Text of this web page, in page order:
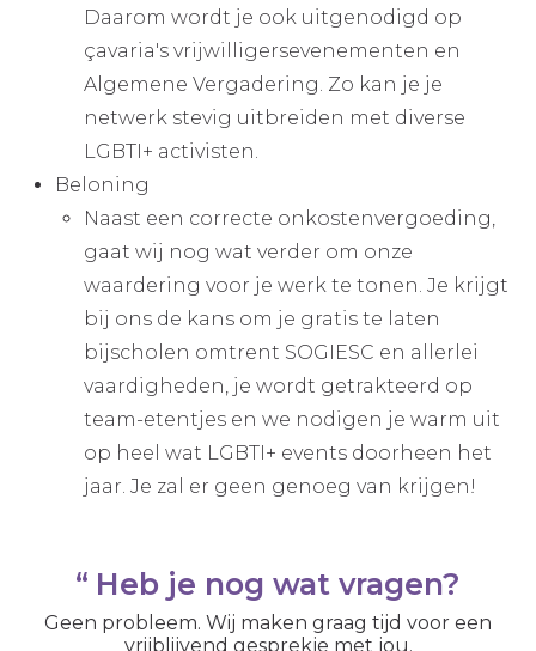
Daarom wordt je ook uitgenodigd op
çavaria's vrijwilligersevenementen en
Algemene Vergadering. Zo kan je je
netwerk stevig uitbreiden met diverse
LGBTI+ activisten.
Beloning
Naast een correcte onkostenvergoeding,
gaat wij nog wat verder om onze
waardering voor je werk te tonen. Je krijgt
bij ons de kans om je gratis te laten
bijscholen omtrent SOGIESC en allerlei
vaardigheden, je wordt getrakteerd op
team-etentjes en we nodigen je warm uit
op heel wat LGBTI+ events doorheen het
jaar. Je zal er geen genoeg van krijgen!
Heb je nog wat vragen?
Geen probleem. Wij maken graag tijd voor een
vrijblijvend gesprekje met jou.